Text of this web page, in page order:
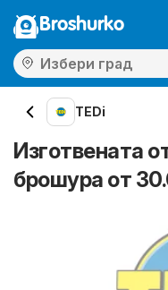
Broshurko
TEDi
Изготвената
брошура от